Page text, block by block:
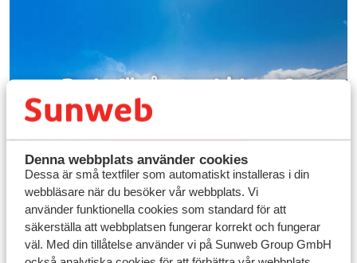
Denna webbplats använder cookies
Dessa är små textfiler som automatiskt installeras i din
webbläsare när du besöker vår webbplats. Vi
använder funktionella cookies som standard för att
säkerställa att webbplatsen fungerar korrekt och fungerar
väl. Med din tillåtelse använder vi på Sunweb Group GmbH
Redo för årets skidresa?